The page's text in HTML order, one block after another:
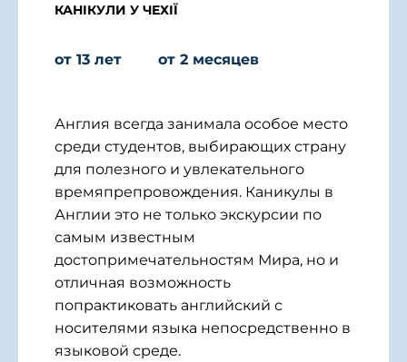
КАНІКУЛИ У ЧЕХІЇ
от 13 лет от 2 месяцев
Англия всегда занимала особое место
среди студентов, выбирающих страну
для полезного и увлекательного
времяпрепровождения. Каникулы в
Англии это не только экскурсии по
самым известным
достопримечательностям Мира, но и
отличная возможность
попрактиковать английский с
носителями языка непосредственно в
языковой среде.